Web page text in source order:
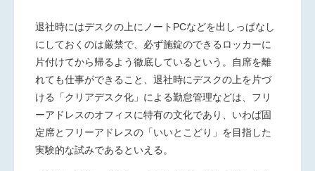
退社時にはデスクの上にノートPCなどを出しっぱなし
にしておくのは厳禁で、必ず施錠のできるロッカーに
片付けてから帰るよう徹底しているという。自席を離
れても仕事ができること、退社時にデスクの上を片づ
ける「クリアデスク化」による勤怠管理などは、フリ
ーアドレスのオフィスに特有の文化であり、いわば固
定席とフリーアドレスの「いいとこどり」を目指した
実験的な試みであるといえる。